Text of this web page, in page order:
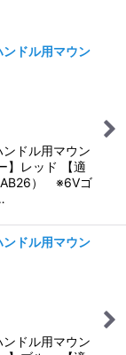
ドル用マウン
ドル用マウン
】レッド 【適
） ※6Vゴ
ドル用マウン
ドル用マウン